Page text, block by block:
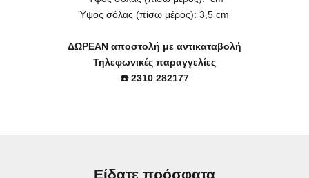
Ύψος σόλας (πίσω μέρος): 3,5 cm
ΔΩΡΕΑΝ αποστολή με αντικαταβολή
Τηλεφωνικές παραγγελίες
☎️ 2310 282177
Είδατε πρόσφατα